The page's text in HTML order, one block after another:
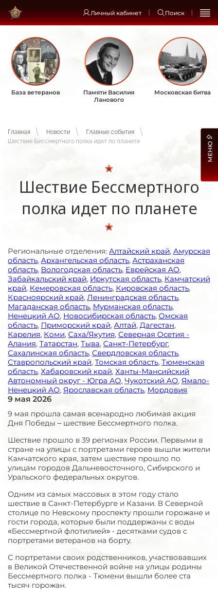
Личный кабинет Поиск
База ветеранов
Памяти Василия
Ланового
Московская битва
Главная Новости
Главные события
Шествие Бессмертного полка идет по планете
Шествие Бессмертного
полка идет по планете
Региональные отделения: Алтайский край, Амурская
область, Архангельская область, Астраханская
область, Вологодская область, Еврейская АО,
Забайкальский край, Иркутская область, Камчатский
край, Кемеровская область, Кировская область,
Красноярский край, Ленинградская область,
Магаданская область, Мурманская область,
Ненецкий АО, Новосибирская область, Омская
область, Приморский край, Алтай, Дагестан,
Карелия, Коми, Саха/Якутия, Северная Осетия -
Алания, Татарстан, Тыва, Санкт-Петербург,
Сахалинская область, Свердловская область,
Ставропольский край, Томская область, Тюменская
область, Хабаровский край, Ханты-Мансийский
Автономный округ - Югра АО, Чукотский АО, Ямало-
Ненецкий АО, Ярославская область, Мордовия
9 мая 2026
9 мая прошла самая всенародно любимая акция
Дня Победы – шествие Бессмертного полка.
Шествие прошло в 39 регионах России. Первыми в
стране на улицы с портретами героев вышли жители
Камчатского края, затем шествие прошло по
улицам городов Дальневосточного, Сибирского и
Уральского федеральных округов.
Одним из самых массовых в этом году стало
шествие в Санкт-Петербурге и Казани. В Северной
столице по Невскому проспекту прошли горожане и
гости города, которые были поддержаны с воды
«Бессмертной флотилией» - десятками судов с
портретами ветеранов на борту.
С портретами своих родственников, участвовавших
в Великой Отечественной войне на улицы родины
Бессмертного полка - Тюмени вышли более ста
тысяч горожан.
МЕНЮ